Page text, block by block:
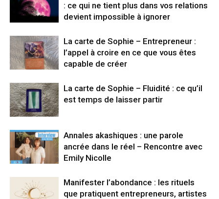
: ce qui ne tient plus dans vos relations
devient impossible à ignorer
La carte de Sophie – Entrepreneur :
l’appel à croire en ce que vous êtes
capable de créer
La carte de Sophie – Fluidité : ce qu’il
est temps de laisser partir
Annales akashiques : une parole
ancrée dans le réel – Rencontre avec
Emily Nicolle
Manifester l’abondance : les rituels
que pratiquent entrepreneurs, artistes